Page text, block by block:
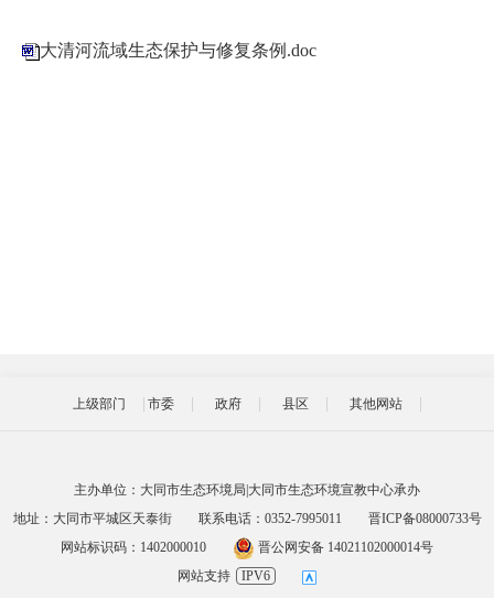
大清河流域生态保护与修复条例.doc
上级部门 市委 政府 县区 其他网站
主办单位：大同市生态环境局|大同市生态环境宣教中心承办
地址：大同市平城区天泰街
联系电话：0352-7995011
晋ICP备08000733号
网站标识码：1402000010
晋公网安备 14021102000014号
网站支持
IPV6